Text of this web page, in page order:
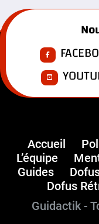
Accueil
L’équipe
Guides
Dofus
Guidactik -